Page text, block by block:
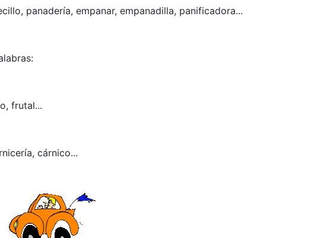
panadería, empanar, empanadilla, panificadora...
frutal...
cárnico...